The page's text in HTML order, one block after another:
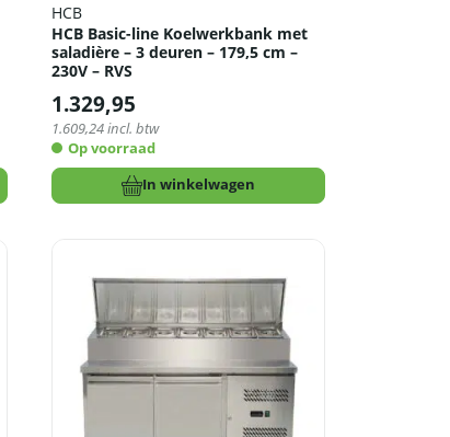
HCB
HCB Basic-line Koelwerkbank met
saladière – 3 deuren – 179,5 cm –
230V – RVS
1.329,95
1.609,24incl. btw
Op voorraad
In winkelwagen